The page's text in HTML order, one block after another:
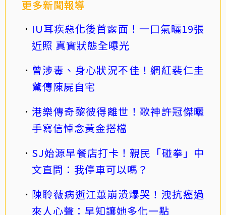
更多新聞報導
IU耳疾惡化後首露面！一口氣曬19張
近照 真實狀態全曝光
曾涉毒、身心狀況不佳！網紅裴仁圭
驚傳陳屍自宅
港樂傳奇黎彼得離世！歌神許冠傑曬
手寫信悼念黃金搭檔
SJ始源早餐店打卡！親民「碰拳」中
文直問：我停車可以嗎？
陳聆薇病逝江蕙崩潰爆哭！洩抗癌過
來人心聲：早知讓她多化一點